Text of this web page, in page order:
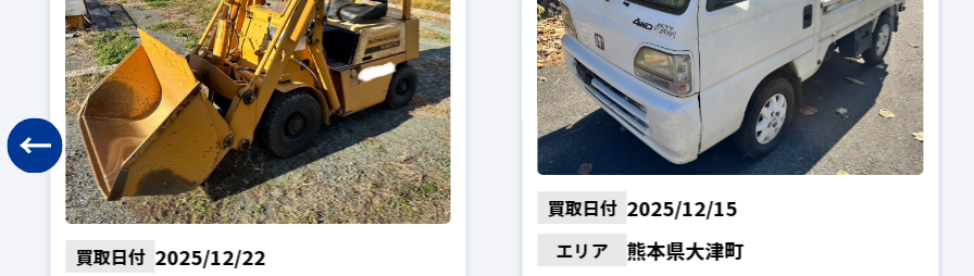
買取日付 2025/12/22
買取日付 2025/12/15
エリア 熊本県大津町